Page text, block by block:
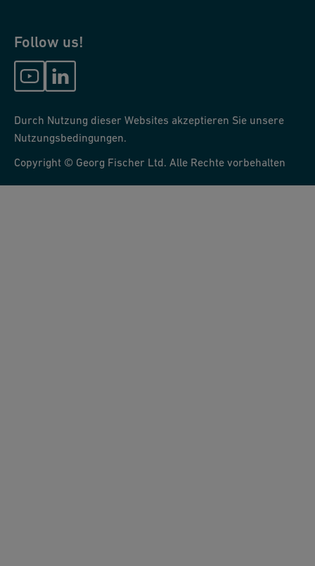
Follow us!
Durch Nutzung dieser Websites akzeptieren Sie unsere
Nutzungsbedingungen.
Copyright © Georg Fischer Ltd. Alle Rechte vorbehalten